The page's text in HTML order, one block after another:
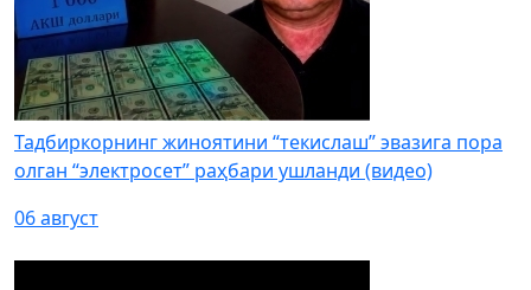
Тадбиркорнинг жиноятини “текислаш” эвазига пора
олган “электросет” раҳбари ушланди (видео)
06 август